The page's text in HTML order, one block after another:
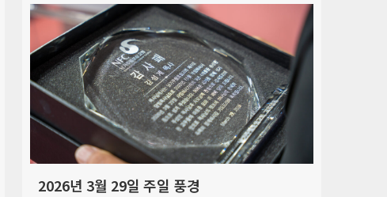
2026년 3월 21일 커뮤니티 밀 풍경